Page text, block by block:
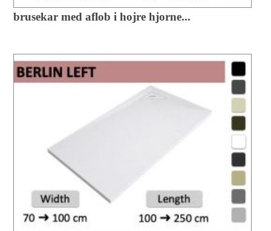
brusekar med aflob i hojre hjorne...